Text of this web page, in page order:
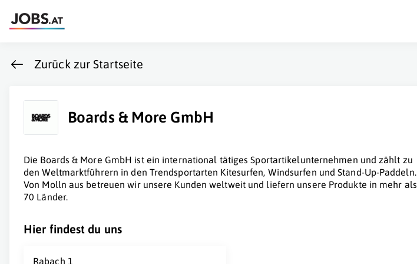
Zurück zur Startseite
Boards & More GmbH
Die Boards & More GmbH ist ein international tätiges Sport­artikelunternehmen und zählt zu
den Weltmarktführern in den Trendsportarten Kitesurfen, Windsurfen und Stand-Up-Pad­deln.
Von Molln aus betreuen wir unsere Kunden weltweit und liefern unsere Produkte in mehr als
70 Länder.
Hier findest du uns
Rabach 1